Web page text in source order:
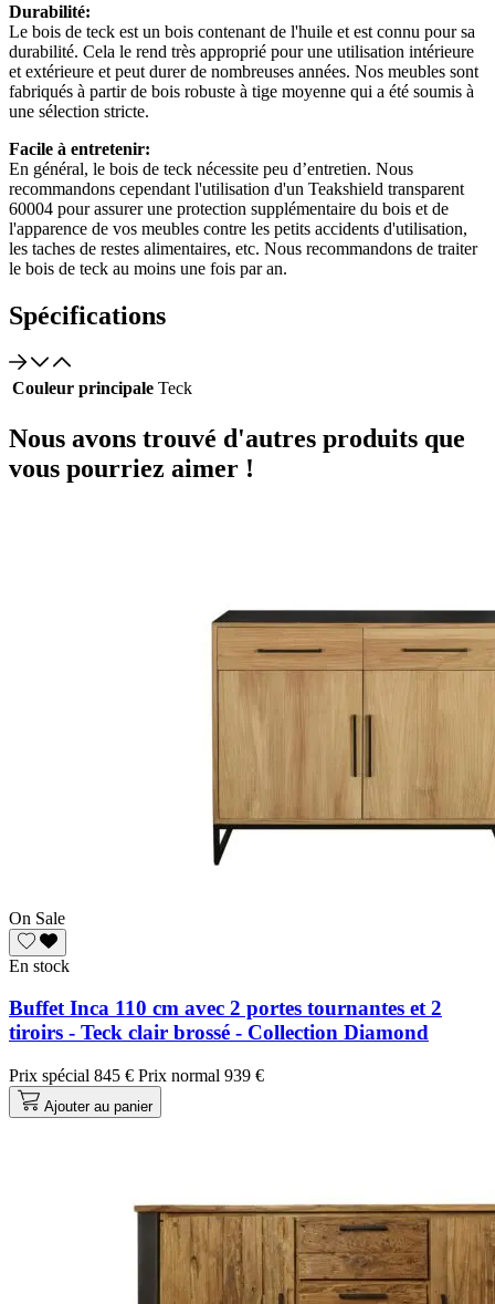
Durabilité:
Le bois de teck est un bois contenant de l'huile et est connu pour sa
durabilité. Cela le rend très approprié pour une utilisation intérieure
et extérieure et peut durer de nombreuses années. Nos meubles sont
fabriqués à partir de bois robuste à tige moyenne qui a été soumis à
une sélection stricte.
Facile à entretenir:
En général, le bois de teck nécessite peu d’entretien. Nous
recommandons cependant l'utilisation d'un Teakshield transparent
60004 pour assurer une protection supplémentaire du bois et de
l'apparence de vos meubles contre les petits accidents d'utilisation,
les taches de restes alimentaires, etc. Nous recommandons de traiter
le bois de teck au moins une fois par an.
Spécifications
Couleur principale Teck
Nous avons trouvé d'autres produits que
vous pourriez aimer !
On Sale
En stock
Buffet Inca 110 cm avec 2 portes tournantes et 2
tiroirs - Teck clair brossé - Collection Diamond
Prix spécial 845 € Prix normal 939 €
Ajouter au panier